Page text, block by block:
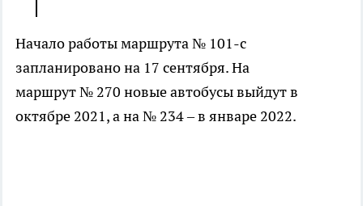
Начало работы маршрута № 101-с
запланировано на 17 сентября. На
маршрут № 270 новые автобусы выйдут в
октябре 2021, а на № 234 – в январе 2022.